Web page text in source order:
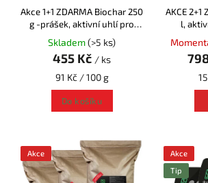
Akce 1+1 ZDARMA Biochar 250
g -prášek, aktivní uhlí pro
zvířata
Skladem(>5 ks)
455 Kč / ks
91 Kč / 100 g
Do košíku
AKCE 2+1
l,
Akce
Akce
Tip